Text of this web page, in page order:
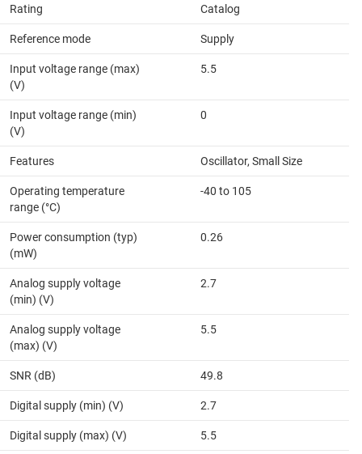
Rating Catalog
Reference mode Supply
Input voltage range (max)
(V)
5.5
Input voltage range (min)
(V)
0
Features Oscillator, Small Size
Operating temperature
range (°C)
-40 to 105
Power consumption (typ)
(mW)
0.26
Analog supply voltage
(min) (V)
2.7
Analog supply voltage
(max) (V)
5.5
SNR (dB) 49.8
Digital supply (min) (V) 2.7
Digital supply (max) (V) 5.5